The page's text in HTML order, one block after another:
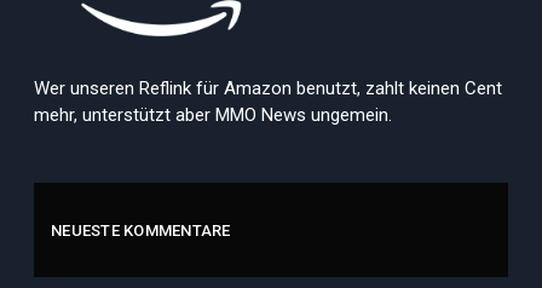
Wer unseren Reflink für Amazon benutzt, zahlt keinen Cent
mehr, unterstützt aber MMO News ungemein.
NEUESTE KOMMENTARE